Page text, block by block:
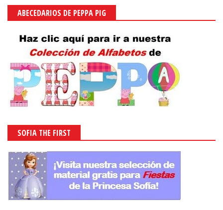
ABECEDARIOS DE PEPPA PIG
SOFIA THE FIRST